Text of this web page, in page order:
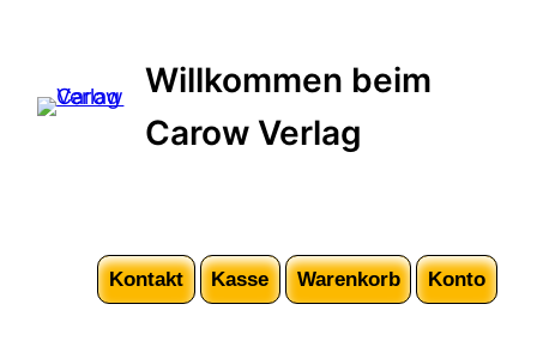
Willkommen beim
Carow Verlag
Kontakt Kasse Warenkorb Konto